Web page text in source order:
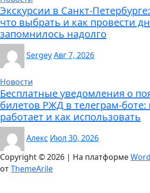
Экскурсии в Санкт-
что выбрать и как провести
запомнилось надолго
SergeyАвг 7, 2026
Новости
Бесплатные уведомления о
билетов РЖД в телеграм-боте:
работает и как использовать
Алекс Июл 30, 2026
Copyright © 2026 | На платформе
отThemeArile